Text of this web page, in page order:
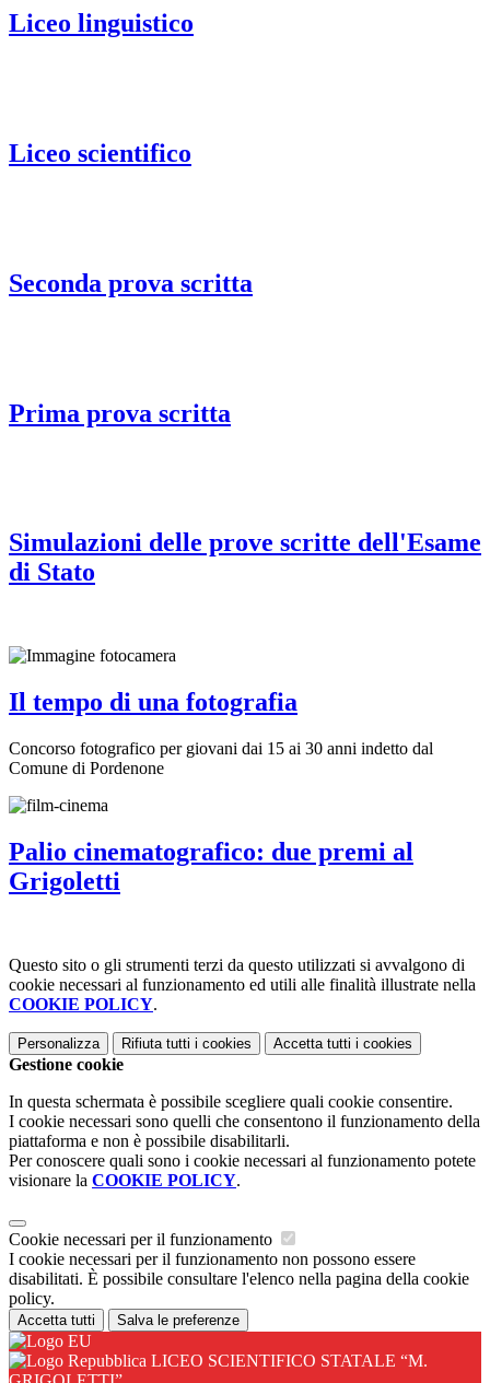
Liceo linguistico
Liceo scientifico
Seconda prova scritta
Prima prova scritta
Simulazioni delle prove scritte dell'Esame
di Stato
Il tempo di una fotografia
Concorso fotografico per giovani dai 15 ai 30 anni indetto dal
Comune di Pordenone
Palio cinematografico: due premi al
Grigoletti
Questo sito o gli strumenti terzi da questo utilizzati si avvalgono di
cookie necessari al funzionamento ed utili alle finalità illustrate nella
COOKIE POLICY.
Personalizza Rifiuta tutti i cookies Accetta tutti i cookies
Gestione cookie
In questa schermata è possibile scegliere quali cookie consentire.
I cookie necessari sono quelli che consentono il funzionamento della
piattaforma e non è possibile disabilitarli.
Per conoscere quali sono i cookie necessari al funzionamento potete
visionare la COOKIE POLICY.
Cookie necessari per il funzionamento
I cookie necessari per il funzionamento non possono essere
disabilitati. È possibile consultare l'elenco nella pagina della cookie
policy.
Accetta tutti Salva le preferenze
LICEO SCIENTIFICO STATALE “M.